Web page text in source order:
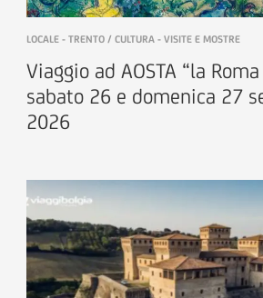
LOCALE - TRENTO / CULTURA - VISITE E MOSTRE
Viaggio ad AOSTA “la
sabato 26 e domenica 27
2026